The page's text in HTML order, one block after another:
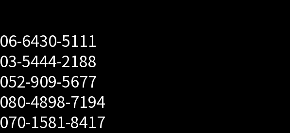
06-6430-5111
03-5444-2188
052-909-5677
080-4898-7194
070-1581-8417